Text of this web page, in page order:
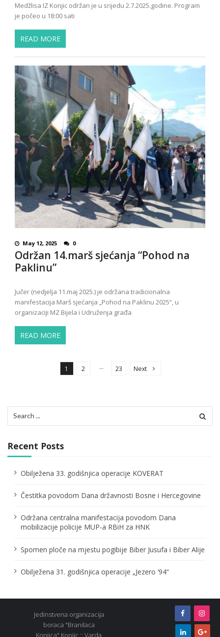
Medžlisa IZ Konjic održan je u srijedu 2.7.2025.godine. Program
je počeo u 18:00 sati
READ MORE
May 12, 2025 0
Održan 14.marš sjećanja “Pohod na
Paklinu”
Jučer (nedjelja 11.maj 2025.) je održana tradicionalna
manifestacija Marš sjećanja „Pohod na Paklinu 2025“, u
organizaciji MZ Bijela i Udruženja građa
READ MORE
s
p
g
n
a
i
n
1 2 … 23 Next
for:
Recent Posts
Obilježena 33. godišnjica operacije KOVERAT
Čestitka povodom Dana državnosti Bosne i Hercegovine
Održana centralna manifestacija povodom Dana
mobilizacije policije MUP-a RBiH za HNK
Spomen ploče na mjestu pogibije Biber Jusufa i Biber Alije
Obilježena 31. godišnjica operacije „Jezero ‘94“
Jedinstvena organizacija
boraca "Branilaca
Konjica" Konjic :: Varda